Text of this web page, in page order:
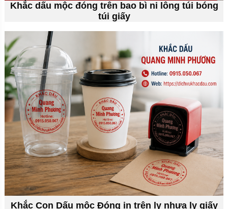
Khắc dấu mộc đóng trên bao bì ni lông túi bóng
túi giấy
Khắc Con Dấu mộc Đóng in trên ly nhựa ly giấy